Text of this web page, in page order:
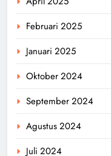
Februari 2025
Januari 2025
Oktober 2024
September 2024
Agustus 2024
Juli 2024